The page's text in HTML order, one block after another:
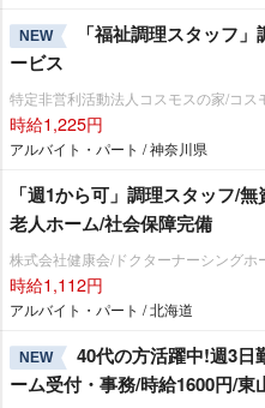
NEW
「福祉調理スタッフ
ービス
特定非営利活動法人コスモスの家/コス
時給1,225円
アルバイト・パート / 神奈川県
「週1から可」調理スタッフ/
老人ホーム/社会保障完備
株式会社健康会/ドクターナーシングホ
時給1,112円
アルバイト・パート / 北海道
NEW
40代の方活躍中!週3日
ーム受付・事務/時給1600円/東